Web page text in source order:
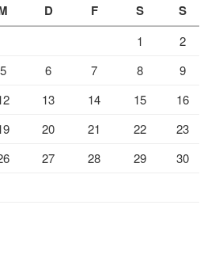
D F S S
1
2
5 6 7 8
9
13 14 15
16
20 21 22
23
27 28 29
30